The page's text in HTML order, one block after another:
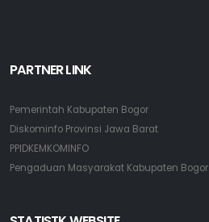
PARTNER LINK
Pemerintah Kabupaten Bogor
Diskominfo Provinsi Jawa Barat
PPIDKEMKOMINFO
Pengaduan Masyarakat Kabupaten Bogor